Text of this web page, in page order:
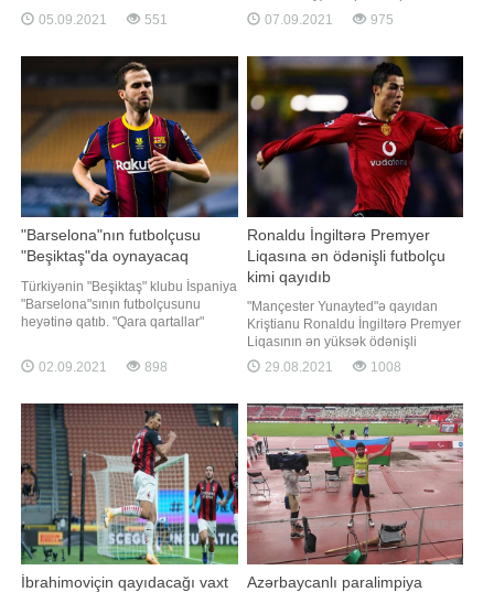
"Report" yarışın rəsmi saytına
istinadən xəbər verir ki, 41 yaşlı
Qran-prisində iştirak etməyəcək.
Onu Robert Kubitsa əvəzləyəcək
05.09.2021 551
futbol liqalarında cari mövsüm
öncəsi yeni heyətin
xərcləyən klubların reytinqini tərtib
edib. -a istinadən xəbər verir ki, bir
çox gözləntilərin əksinə olaraq, PSJ
siyahıda yalnız üçünc
07.09.2021 975
"Barselona"nın futbolçusu
"Beşiktaş"da oynayacaq
Türkiyənin "Beşiktaş" klubu İspaniya
"Barselona"sının futbolçusunu
heyətinə qatıb. "Qara qartallar"
Miralem Pyaniçi icarəyə götürüb.
"Barsa"da illik 8 milyon avro
təmsilçisinin heyətində 3 milyon avr
02.09.2021 898
Ronaldu İngiltərə Premyer
Liqasına ən ödənişli futbolçu
kimi qayıdıb
"Mançester Yunayted"ə qayıdan
Kriştianu Ronaldu İngiltərə Premyer
Liqasının ən yüksək ödənişli
futbolçusu olacaq. "Report"un "Daily
Mail"ə istinadən məlumatına görə,
avro əmək haqqı alacaq. Siyahıda
ikinci yeri "Çelsi"nin forvard
29.08.2021 1008
İbrahimoviçin qayıdacağı vaxt
Azərbaycanlı paralimpiya